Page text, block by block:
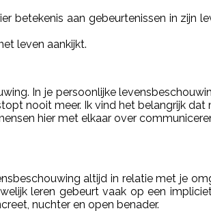
betekenis aan gebeurtenissen in zijn
leven aankijkt.
In je persoonlijke
nooit meer. Ik vind het belangrijk
hier met elkaar over
altijd in relatie met je
leren gebeurt vaak op een
nuchter en open benader.